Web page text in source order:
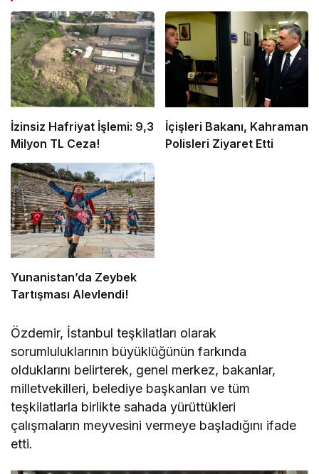
İzinsiz Hafriyat İşlemi: 9,3
Milyon TL Ceza!
İçişleri Bakanı, Kahraman
Polisleri Ziyaret Etti
Yunanistan’da Zeybek
Tartışması Alevlendi!
Özdemir, İstanbul teşkilatları olarak
sorumluluklarının büyüklüğünün farkında
olduklarını belirterek, genel merkez, bakanlar,
milletvekilleri, belediye başkanları ve tüm
teşkilatlarla birlikte sahada yürüttükleri
çalışmaların meyvesini vermeye başladığını ifade
etti.